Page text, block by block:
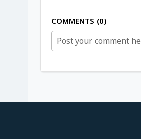
COMMENTS 0